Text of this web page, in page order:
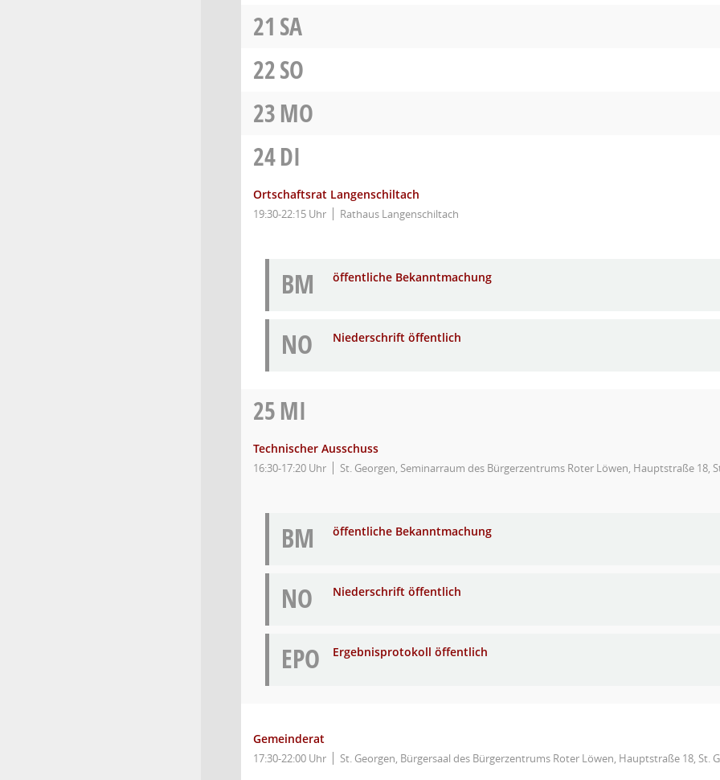
21 SA
22SO
23MO
24DI
Ortschaftsrat Langenschiltach
19:30-22:15 Uhr Rathaus Langenschiltach
BM öffentliche Bekanntmachung
NO Niederschrift öffentlich
25MI
Technischer Ausschuss
16:30-17:20 Uhr St. Georgen, Seminarraum des Bürgerzentrums Roter Löwen, Hauptstraße 18,
BM öffentliche Bekanntmachung
NO Niederschrift öffentlich
EPO Ergebnisprotokoll öffentlich
Gemeinderat
17:30-22:00 Uhr St. Georgen, Bürgersaal des Bürgerzentrums Roter Löwen, Hauptstraße 18, St.